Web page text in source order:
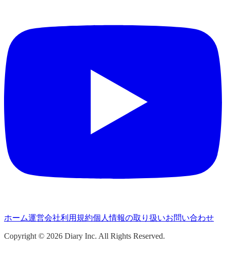
ホーム運営会社利用規約個人情報の取り扱いお問い合わせ
Copyright © 2026 Diary Inc. All Rights Reserved.